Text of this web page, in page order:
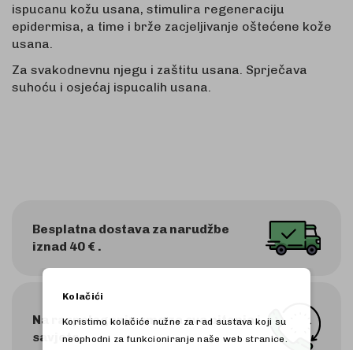
ispucanu kožu usana, stimulira regeneraciju
epidermisa, a time i brže zacjeljivanje oštećene kože
usana.
Za svakodnevnu njegu i zaštitu usana. Sprječava
suhoću i osjećaj ispucalih usana.
Besplatna dostava za narudžbe
iznad 40 € .
Na raspolaganju smo za sva pitanja i
savjete.
Kolačići
Koristimo kolačiće nužne za rad sustava koji su
neophodni za funkcioniranje naše web stranice.